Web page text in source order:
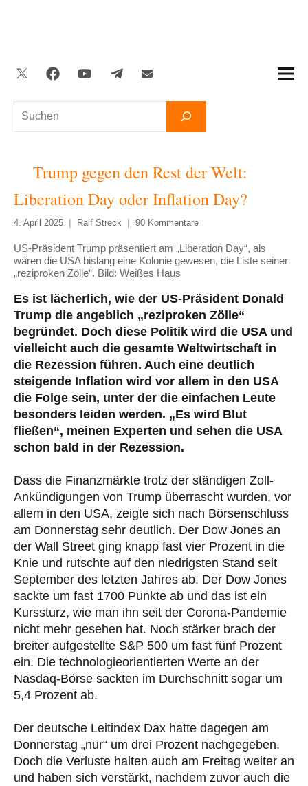
Suchen
Twitter FacebookYouTubeTelegramNewsletter
Trump gegen den Rest der Welt:
Liberation Day oder Inflation Day?
4. April 2025 Ralf Streck 90 Kommentare
US-Präsident Trump präsentiert am „Liberation Day“, als
wären die USA bislang eine Kolonie gewesen, die Liste seiner
„reziproken Zölle“. Bild: Weißes Haus
Es ist lächerlich, wie der US-Präsident Donald
Trump die angeblich „reziproken Zölle“
begründet. Doch diese Politik wird die USA und
vielleicht auch die gesamte Weltwirtschaft in
die Rezession führen. Auch eine deutlich
steigende Inflation wird vor allem in den USA
die Folge sein, unter der die einfachen Leute
besonders leiden werden. „Es wird Blut
fließen“, meinen Experten und sehen die USA
schon bald in der Rezession.
Dass die Finanzmärkte trotz der ständigen Zoll-
Ankündigungen von Trump überrascht wurden, vor
allem in den USA, zeigte sich nach Börsenschluss
am Donnerstag sehr deutlich. Der Dow Jones an
der Wall Street ging knapp fast vier Prozent in die
Knie und rutschte auf den niedrigsten Stand seit
September des letzten Jahres ab. Der Dow Jones
sackte um fast 1700 Punkte ab und das ist ein
Kurssturz, wie man ihn seit der Corona-Pandemie
nicht mehr gesehen hat. Noch stärker brach der
breiter aufgestellte S&P 500 um fast fünf Prozent
ein. Die technologieorientierten Werte an der
Nasdaq-Börse sackten im Durchschnitt sogar um
5,4 Prozent ab.
Der deutsche Leitindex Dax hatte dagegen am
Donnerstag „nur“ um drei Prozent nachgegeben.
Doch die Verluste halten auch am Freitag weiter an
und haben sich verstärkt, nachdem zuvor auch die